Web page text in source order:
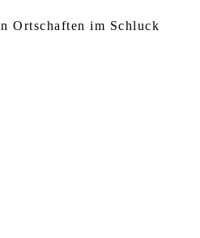
Ortschaften im Schluck